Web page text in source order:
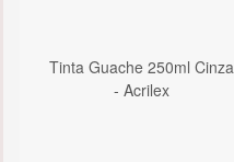
Tinta Guache 250ml Cinza
- Acrilex